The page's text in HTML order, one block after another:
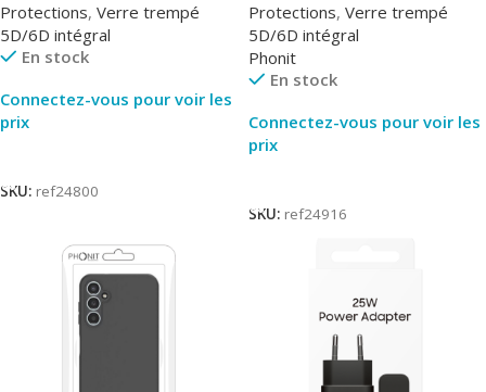
Protections, Verre trempé
5D/6D intégral
En stock
Connectez-vous pour voir les
prix
SKU: ref24800
Protections, Verre trempé
5D/6D intégral
Phonit
En stock
Connectez-vous pour voir les
prix
SKU: ref24916